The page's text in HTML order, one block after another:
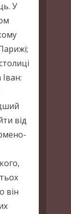
У
Іван:
від
він